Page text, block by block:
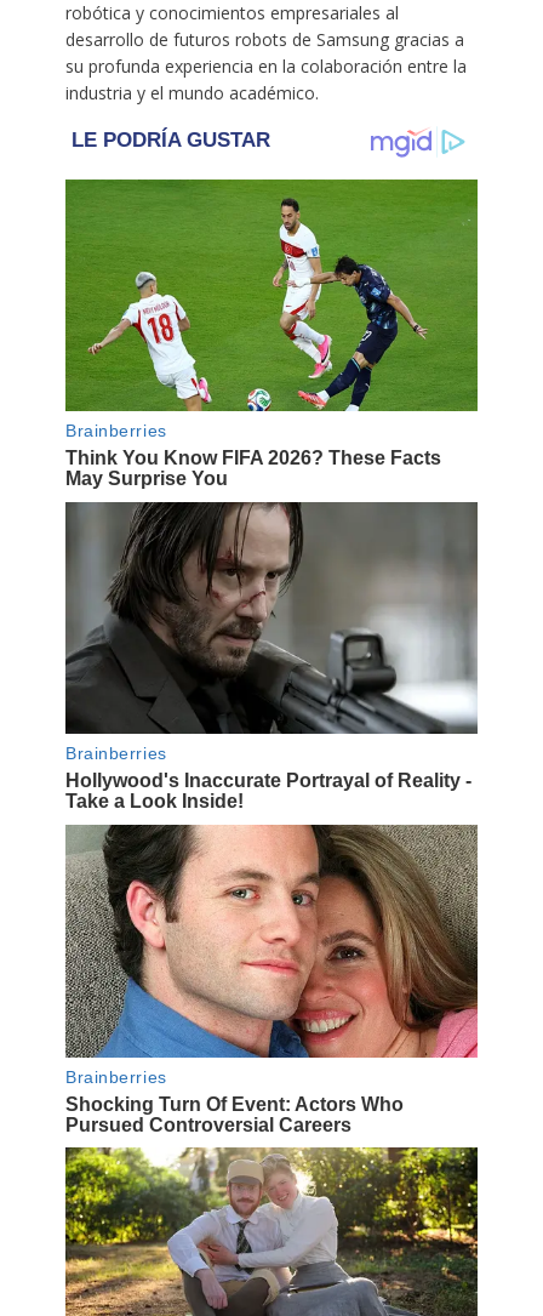
robótica y conocimientos empresariales al
desarrollo de futuros robots de Samsung gracias a
su profunda experiencia en la colaboración entre la
industria y el mundo académico.